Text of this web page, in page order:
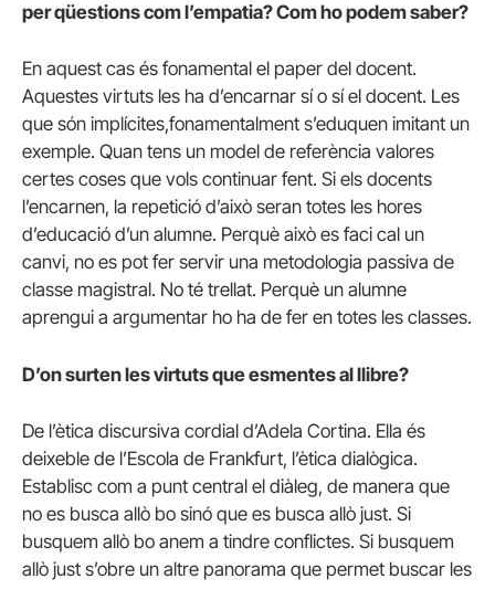
per qüestions com l’empatia? Com ho podem saber?
En aquest cas és fonamental el paper del docent.
Aquestes virtuts les ha d’encarnar sí o sí el docent. Les
que són implícites,fonamentalment s’eduquen imitant un
exemple. Quan tens un model de referència valores
certes coses que vols continuar fent. Si els docents
l’encarnen, la repetició d’això seran totes les hores
d’educació d’un alumne. Perquè això es faci cal un
canvi, no es pot fer servir una metodologia passiva de
classe magistral. No té trellat. Perquè un alumne
aprengui a argumentar ho ha de fer en totes les classes.
D’on surten les virtuts que esmentes al llibre?
De l’ètica discursiva cordial d’Adela Cortina. Ella és
deixeble de l’Escola de Frankfurt, l’ètica dialògica.
Establisc com a punt central el diàleg, de manera que
no es busca allò bo sinó que es busca allò just. Si
busquem allò bo anem a tindre conflictes. Si busquem
allò just s’obre un altre panorama que permet buscar les